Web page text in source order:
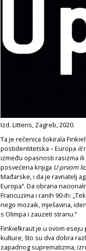
Izd. Litteris, Zagreb, 2020.
Ta je rečenica šokirala
postidentitetska – Europa ili
između opasnosti rasizma
posvećena knjiga U prvom
Mađarske, i da je ravnatelj
Europa“. Da obrana
Francuzima i ranih 90-ih:
nego mozaik, mješavina,
s Olimpa i zauzeti stranu.“
Finkielkraut je u ovom
kulture, što su dva dobra
zapadnog suprematizma,